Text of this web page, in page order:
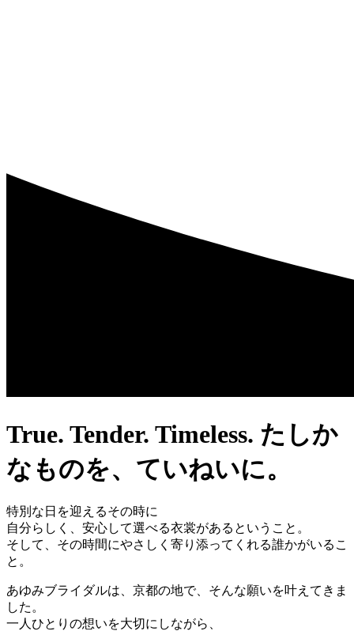
True. Tender. Timeless. たしか
なものを、ていねいに。
特別な日を迎えるその時に
自分らしく、安心して選べる衣裳があるということ。
そして、その時間にやさしく寄り添ってくれる誰かがいるこ
と。
あゆみブライダルは、京都の地で、そんな願いを叶えてきま
した。
一人ひとりの想いを大切にしながら、